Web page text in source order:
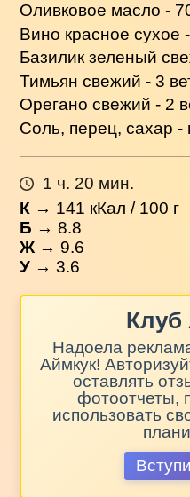
Оливковое масло -
Вино красное сухое
Базилик зеленый
Тимьян свежий - 3
Орегано свежий - 2
Соль, перец, сахар -
1 ч. 20 мин.
К → 141 кКал / 100 г
Б → 8.8
Ж → 9.6
У → 3.6
Клуб
Надоела
Аймкук!
оставлять
фотоотчеты,
использовать